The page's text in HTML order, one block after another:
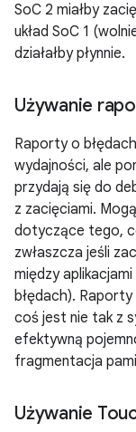
SoC 2 miałby
układ SoC 1
działałby płynnie.
Używanie
Raporty o
wydajności, ale
przydają się do
z zacięciami.
dotyczące tego,
zwłaszcza jeśli
między
błędach).
coś jest nie tak z
efektywną
fragmentacja
Używanie